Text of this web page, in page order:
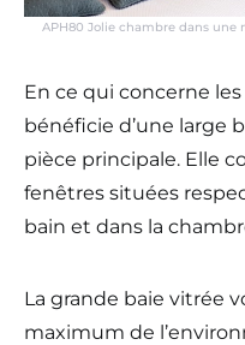
APH80 Jolie chambre dans
En ce qui concerne les
bénéficie d’une large
pièce principale. Elle
fenêtres situées
bain et dans la
La grande baie vitrée
maximum de